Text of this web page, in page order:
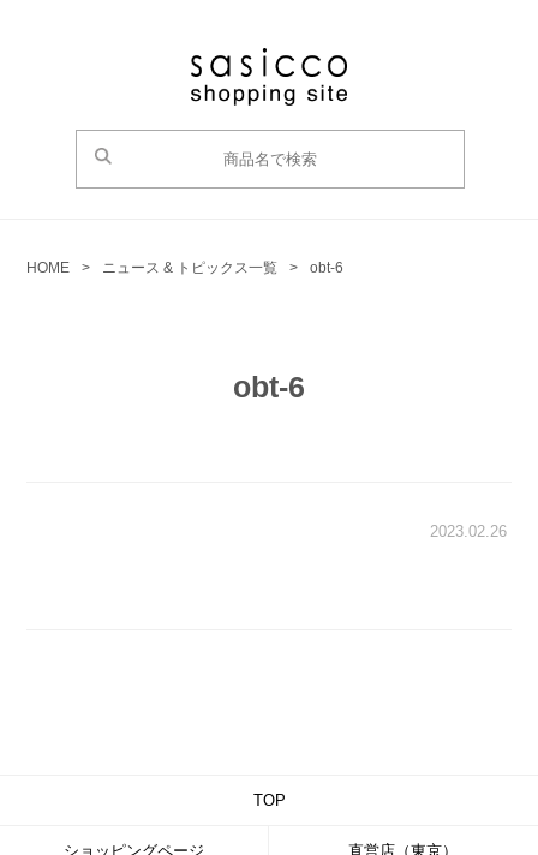
HOME > ニュース & トピックス一覧 > obt-6
obt-6
2023.02.26
TOP
ショッピングページ 直営店（東京）